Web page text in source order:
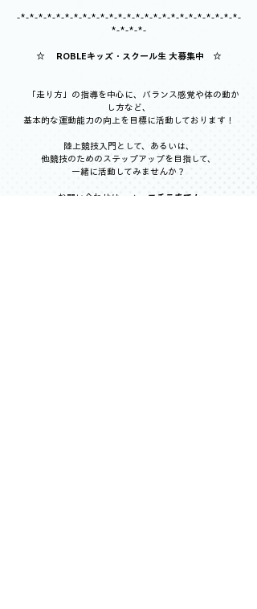
-*-*-*-*-*-*-*-*-*-*-*-*-*-*-*-*-*-*-*-*-*-*-*-*-*-
*-*-*-*-
☆ ROBLEキッズ・スクール生 大募集中 ☆
「走り方」の指導を中心に、バランス感覚や体の動か
し方など、
基本的な運動能力の向上を目標に活動しております！
陸上競技入門として、あるいは、
他競技のためのステップアップを目指して、
一緒に活動してみませんか？
お問い合わせは、⇒ コチラまで！